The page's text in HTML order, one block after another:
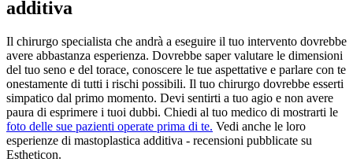
additiva
Il chirurgo specialista che andrà a eseguire il tuo intervento dovrebbe
avere abbastanza esperienza. Dovrebbe saper valutare le dimensioni
del tuo seno e del torace, conoscere le tue aspettative e parlare con te
onestamente di tutti i rischi possibili. Il tuo chirurgo dovrebbe esserti
simpatico dal primo momento. Devi sentirti a tuo agio e non avere
paura di esprimere i tuoi dubbi. Chiedi al tuo medico di mostrarti le
foto delle sue pazienti operate prima di te. Vedi anche le loro
esperienze di mastoplastica additiva - recensioni pubblicate su
Estheticon.